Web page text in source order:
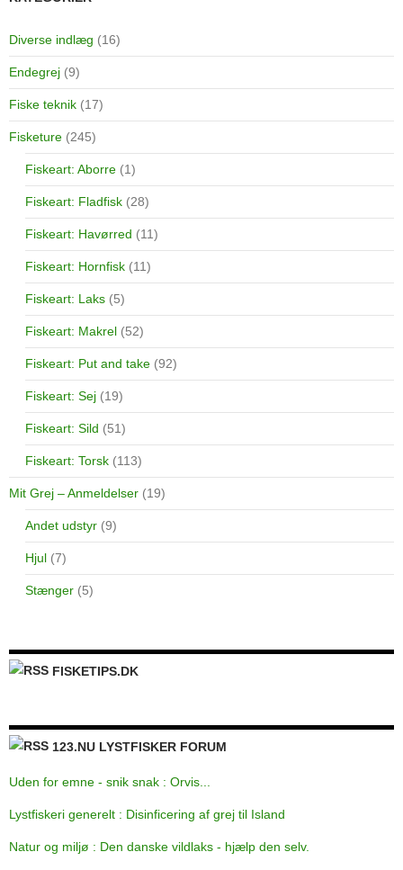
Diverse indlæg (16)
Endegrej (9)
Fiske teknik (17)
Fisketure (245)
Fiskeart: Aborre (1)
Fiskeart: Fladfisk (28)
Fiskeart: Havørred (11)
Fiskeart: Hornfisk (11)
Fiskeart: Laks (5)
Fiskeart: Makrel (52)
Fiskeart: Put and take (92)
Fiskeart: Sej (19)
Fiskeart: Sild (51)
Fiskeart: Torsk (113)
Mit Grej – Anmeldelser (19)
Andet udstyr (9)
Hjul (7)
Stænger (5)
FISKETIPS.DK
123.NU LYSTFISKER FORUM
Uden for emne - snik snak : Orvis...
Lystfiskeri generelt : Disinficering af grej til Island
Natur og miljø : Den danske vildlaks - hjælp den selv.